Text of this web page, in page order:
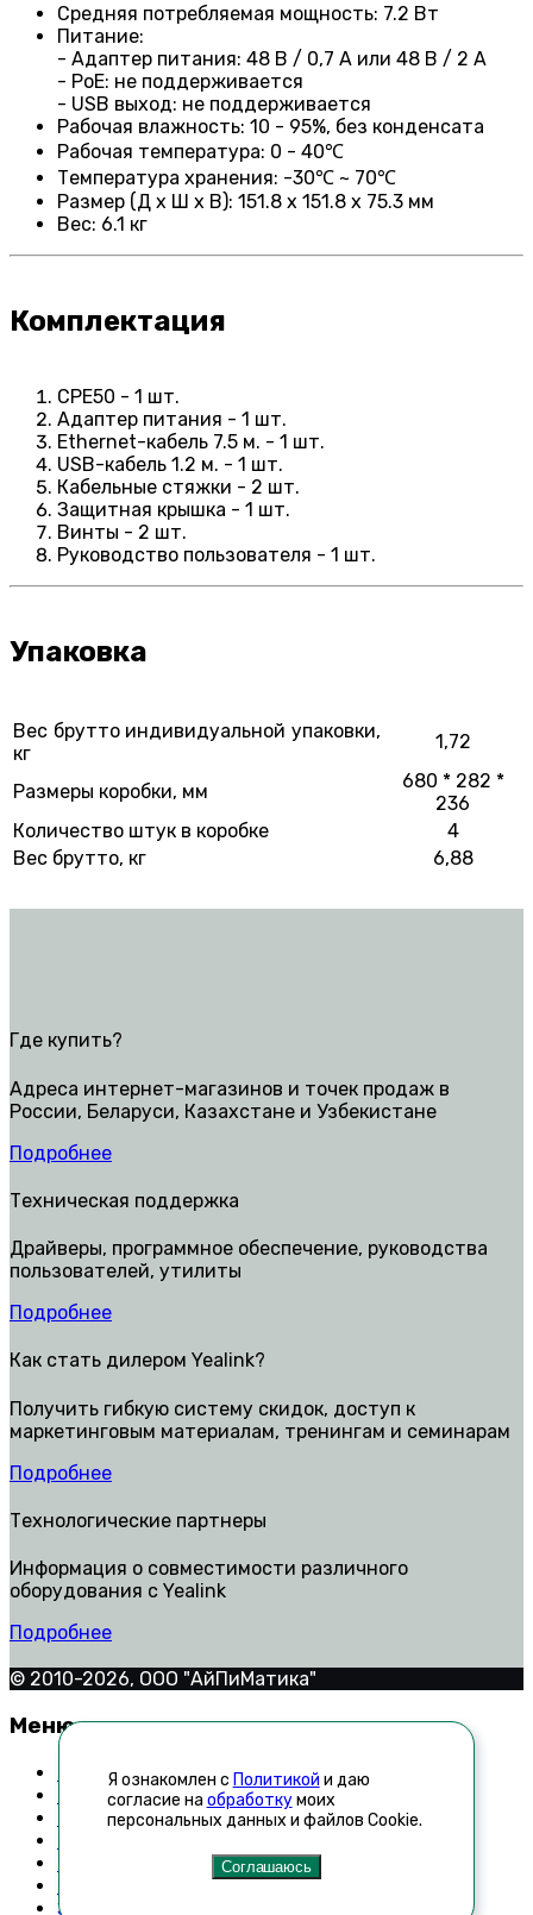
Средняя потребляемая мощность: 7.2 Вт
Питание:
- Адаптер питания: 48 В / 0,7 А или 48 В / 2 А
- PoE: не поддерживается
- USB выход: не поддерживается
Рабочая влажность: 10 - 95%, без конденсата
Рабочая температура: 0 - 40℃
Температура хранения: -30℃ ~ 70℃
Размер (Д х Ш х В): 151.8 x 151.8 x 75.3 мм
Вес: 6.1 кг
Комплектация
CPE50 - 1 шт.
Адаптер питания - 1 шт.
Ethernet-кабель 7.5 м. - 1 шт.
USB-кабель 1.2 м. - 1 шт.
Кабельные стяжки - 2 шт.
Защитная крышка - 1 шт.
Винты - 2 шт.
Руководство пользователя - 1 шт.
Упаковка
Вес брутто индивидуальной упаковки,
кг
1,72
Размеры коробки, мм
680 * 282 *
236
Количество штук в коробке
4
Вес брутто, кг
6,88
Где купить?
Адреса интернет-магазинов и точек продаж в
России, Беларуси, Казахстане и Узбекистане
Подробнее
Техническая поддержка
Драйверы, программное обеспечение, руководства
пользователей, утилиты
Подробнее
Как стать дилером Yealink?
Получить гибкую систему скидок, доступ к
маркетинговым материалам, тренингам и семинарам
Подробнее
Технологические партнеры
Информация о совместимости различного
оборудования с Yealink
Подробнее
© 2010-2026, ООО "АйПиМатика"
Меню
Контакты
Техническая поддержка
Как стать дилером
Технологические партнеры
Запросить прайс-лист
Я ознакомлен с Политикой и даю
согласие на обработкумоих
персональных данных и файлов Cookie.
Соглашаюсь